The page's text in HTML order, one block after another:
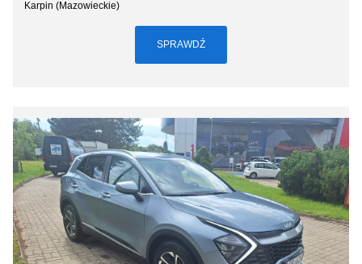
Karpin (Mazowieckie)
SPRAWDŹ